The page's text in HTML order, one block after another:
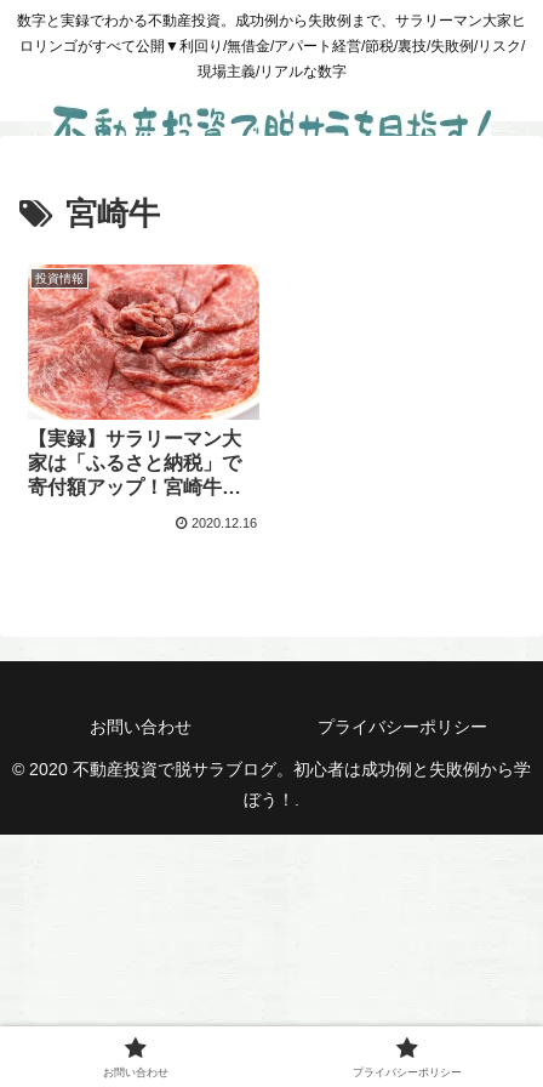
数字と実録でわかる不動産投資。成功例から失敗例まで、サラリーマン大家ヒ
ロリンゴがすべて公開▼利回り/無借金/アパート経営/節税/裏技/失敗例/リスク/
現場主義/リアルな数字
宮崎牛
投資情報
【実録】サラリーマン大
家は「ふるさと納税」で
寄付額アップ！宮崎牛
2020.12.16
お問い合わせ プライバシーポリシー
© 2020 不動産投資で脱サラブログ。初心者は成功例と失敗例から学
ぼう！.
お問い合わせ プライバシーポリシー